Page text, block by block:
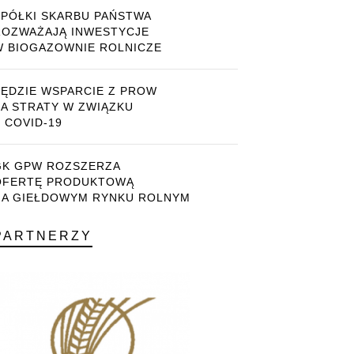
SKARBU PAŃSTWA
INWESTYCJE
BIOGAZOWNIE ROLNICZE
WSPARCIE Z PROW
STRATY W ZWIĄZKU
COVID-19
GPW ROZSZERZA
PRODUKTOWĄ
GIEŁDOWYM RYNKU ROLNYM